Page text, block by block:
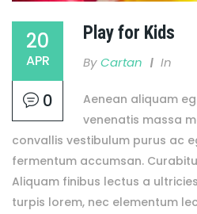
20
APR
0
Play for Kids
By Cartan In
Aenean aliquam
venenatis massa
convallis vestibulum purus ac
fermentum accumsan.
Aliquam finibus lectus a
turpis lorem, nec elementum